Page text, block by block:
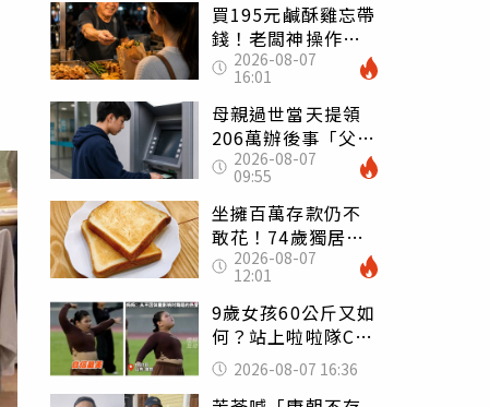
買195元鹹酥雞忘帶
錢！老闆神操作
「倒找5元」 全網
看哭：這就是台灣
2026-08-07
16:01
母親過世當天提領
206萬辦後事「父子
遭判刑」 律師：
搶錢先下手是罪
2026-08-07
09:55
坐擁百萬存款仍不
敢花！74歲獨居翁
「1餐只吃1片吐
司」 半年後暴瘦
嚇壞女兒
2026-08-07
12:01
9歲女孩60公斤又如
何？站上啦啦隊C位
驚艷全場 千萬網
友被圈粉
2026-08-07 16:36